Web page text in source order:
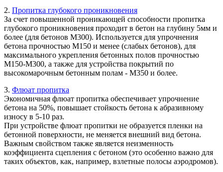
2. Пропитка глубокого проникновения
За счет повышенной проникающей способности пропитка
глубокого проникновения проходит в бетон на глубину 5мм и
более (для бетонов М300). Используется для упрочнения
бетона прочностью М150 и менее (слабых бетонов), для
максимального укрепления бетонных полов прочностью
М150-М300, а также для устройства покрытий по
высокомарочным бетонным полам - М350 и более.
3. Флюат пропитка
Экономичная флюат пропитка обеспечивает упрочнение
бетона на 50%, повышает стойкость бетона к абразивному
износу в 5-10 раз.
При устройстве флюат пропитки не образуется пленки на
бетонной поверхности, не меняется внешний вид бетона.
Важным свойством также является неизменность
коэффициента сцепления с бетоном (это особенно важно для
таких объектов, как, например, взлетные полосы аэродромов).